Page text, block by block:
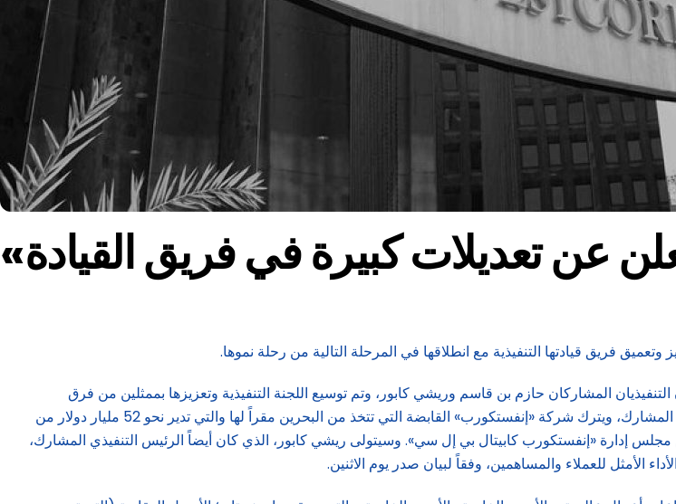
عن تعديلات كبيرة في فريق القيادة
فريق قيادتها التنفيذية مع انطلاقها في المرحلة التالية من رحلة نموها.
المشاركان حازم بن قاسم وريشي كابور، وتم توسيع اللجنة التنفيذية وتعزيزها بممثلين من فرق
الاستثمار وجمع الأموال والعمليات. وسيتنحى حازم بن قاسم عن منصبه، الرئيس التنفيذي المشارك، ويترك شركة «إنفستكورب» القابضة التي تتخذ من البحرين مقراً لها والتي تدير نحو 52 مليار دولار من
ولكنه سيستمر في منصبه نائباً لرئيس مجلس إدارة «إنفستكورب كابيتال بي إل سي». وسيتولى ريشي كابور، الذي كان أيضاً الرئيس التنفيذي المشارك،
الأمثل للعملاء والمساهمين، وفقاً لبيان صدر يوم الاثنين.